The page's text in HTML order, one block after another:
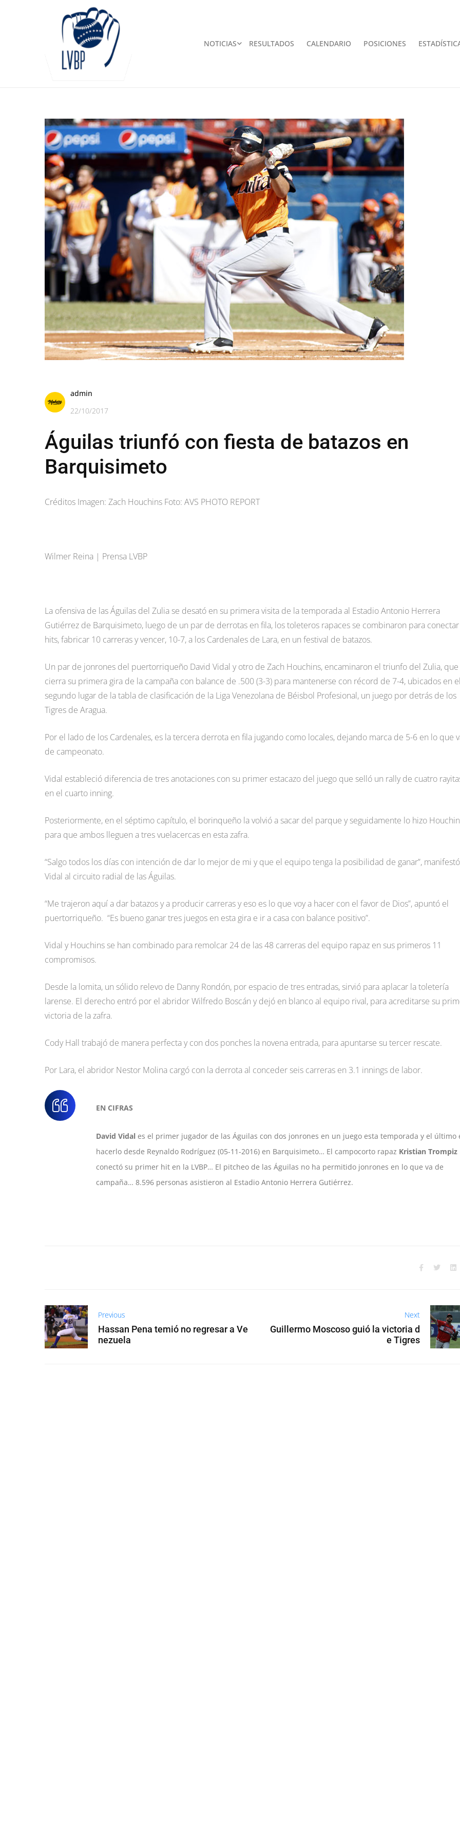
NOTICIAS RESULTADOS CALENDARIO POSICIONES
admin
22/10/2017
Águilas triunfó con fiesta de batazos en
Barquisimeto
Créditos Imagen: Zach Houchins Foto: AVS PHOTO REPORT
Wilmer Reina | Prensa LVBP
La ofensiva de las Águilas del Zulia se desató en su primera visita de la temporada al Estadio Antonio Herrera
Gutiérrez de Barquisimeto, luego de un par de derrotas en fila, los toleteros rapaces se combinaron para
hits, fabricar 10 carreras y vencer, 10-7, a los Cardenales de Lara, en un festival de batazos.
Un par de jonrones del puertorriqueño David Vidal y otro de Zach Houchins, encaminaron el triunfo del Zulia, que
cierra su primera gira de la campaña con balance de .500 (3-3) para mantenerse con récord de 7-4, ubicados en el
segundo lugar de la tabla de clasificación de la Liga Venezolana de Béisbol Profesional, un juego por detrás de los
Tigres de Aragua.
Por el lado de los Cardenales, es la tercera derrota en fila jugando como locales, dejando marca de 5-6 en lo que
de campeonato.
Vidal estableció diferencia de tres anotaciones con su primer estacazo del juego que selló un rally de cuatro
en el cuarto inning.
Posteriormente, en el séptimo capítulo, el borinqueño la volvió a sacar del parque y seguidamente lo hizo
para que ambos lleguen a tres vuelacercas en esta zafra.
“Salgo todos los días con intención de dar lo mejor de mi y que el equipo tenga la posibilidad de ganar”, manifestó
Vidal al circuito radial de las Águilas.
“Me trajeron aquí a dar batazos y a producir carreras y eso es lo que voy a hacer con el favor de Dios”, apuntó el
puertorriqueño. “Es bueno ganar tres juegos en esta gira e ir a casa con balance positivo”.
Vidal y Houchins se han combinado para remolcar 24 de las 48 carreras del equipo rapaz en sus primeros 11
compromisos.
Desde la lomita, un sólido relevo de Danny Rondón, por espacio de tres entradas, sirvió para aplacar la toletería
larense. El derecho entró por el abridor Wilfredo Boscán y dejó en blanco al equipo rival, para acreditarse su
victoria de la zafra.
Cody Hall trabajó de manera perfecta y con dos ponches la novena entrada, para apuntarse su tercer rescate.
Por Lara, el abridor Nestor Molina cargó con la derrota al conceder seis carreras en 3.1 innings de labor.
EN CIFRAS
David Vidal es el primer jugador de las Águilas con dos jonrones en un juego esta temporada y el último
hacerlo desde Reynaldo Rodríguez (05-11-2016) en Barquisimeto… El campocorto rapaz Kristian Trompiz
conectó su primer hit en la LVBP… El pitcheo de las Águilas no ha permitido jonrones en lo que va de
campaña… 8.596 personas asistieron al Estadio Antonio Herrera Gutiérrez.
Previous
Hassan Pena temió no regresar a Ve
nezuela
Next
Guillermo Moscoso guió la victoria d
e Tigres